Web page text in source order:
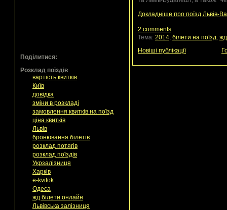
Поділитися:
Розклад поїздів
вартість квитків
Київ
довідка
зміни в розкладі
замовлення квитків на поїзд
ціна квитків
Львів
бронювання білетів
розклад потягів
розклад поїздів
Укрзалізниця
Харків
e-kvitok
Одеса
жд білети онлайн
Львівська залізниця
Докладніше про поїзд Львів-
2 comments
Тема: 2014, білети на поїзд,
Новіші публікації